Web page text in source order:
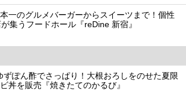
一のグルメバーガーからスイーツまで！個性
集うフードホール『reDine 新宿』
ずぽん酢でさっぱり！大根おろしをのせた夏限
丼を販売『焼きたてのかるび』